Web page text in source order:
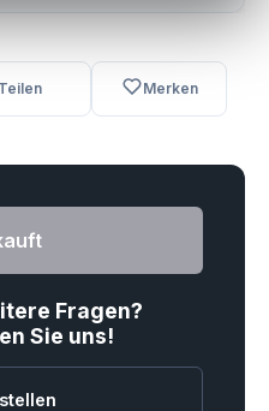
Teilen Merken
Fragen?
Sie uns!